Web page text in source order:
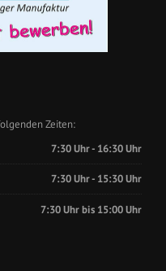
Zeiten:
7:30 Uhr - 16:30 Uhr
7:30 Uhr - 15:30 Uhr
7:30 Uhr bis 15:00 Uhr